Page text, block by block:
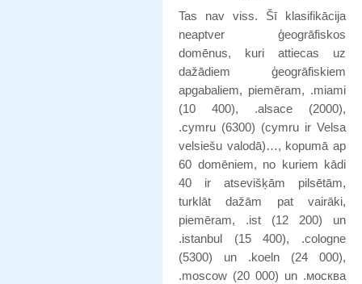
Tas nav viss. Šī klasifikācija
neaptver ģeogrāfiskos
domēnus, kuri attiecas uz
dažādiem ģeogrāfiskiem
apgabaliem, piemēram, .miami
(10 400), .alsace (2000),
.cymru (6300) (cymru ir Velsa
velsiešu valodā)…, kopumā ap
60 domēniem, no kuriem kādi
40 ir atsevišķām pilsētām,
turklāt dažām pat vairāki,
piemēram, .ist (12 200) un
.istanbul (15 400), .cologne
(5300) un .koeln (24 000),
.moscow (20 000) un .москва